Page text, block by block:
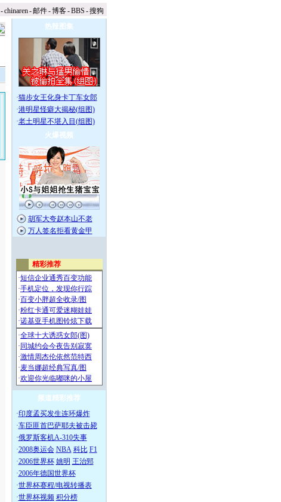
-chinaren-邮件-博客-BBS -搜狗
热辣图集
·猫步女王化身卡丁车女郎
·港明星怪癖大揭秘(组图)
·老土明星不堪入目(组图)
火爆视频
胡军大夸赵本山不老
万人签名拒看黄金甲
频道精彩推荐
·印度孟买发生连环爆炸
·车臣匪首巴萨耶夫被击毙
·俄罗斯客机A-310失事
·2008奥运会 NBA 科比 F1
·2006世界杯 姚明 王治郅
·2006年德国世界杯
·世界杯赛程/电视转播表
·世界杯视频 积分榜